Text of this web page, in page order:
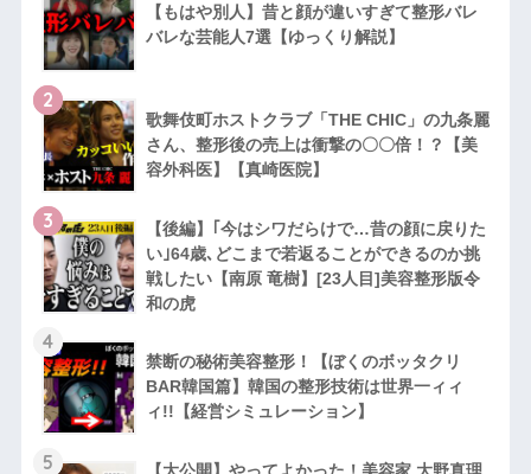
【もはや別人】昔と顔が違いすぎて整形バレ
バレな芸能人7選【ゆっくり解説】
2
歌舞伎町ホストクラブ「THE CHIC」の九条麗
さん、整形後の売上は衝撃の〇〇倍！？【美
容外科医】【真崎医院】
3
【後編】｢今はシワだらけで…昔の顔に戻りた
い｣64歳､どこまで若返ることができるのか挑
戦したい【南原 竜樹】[23人目]美容整形版令
和の虎
4
禁断の秘術美容整形！【ぼくのボッタクリ
BAR韓国篇】韓国の整形技術は世界一ィィ
ィ!!【経営シミュレーション】
5